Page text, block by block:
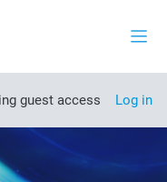
guest access Log in